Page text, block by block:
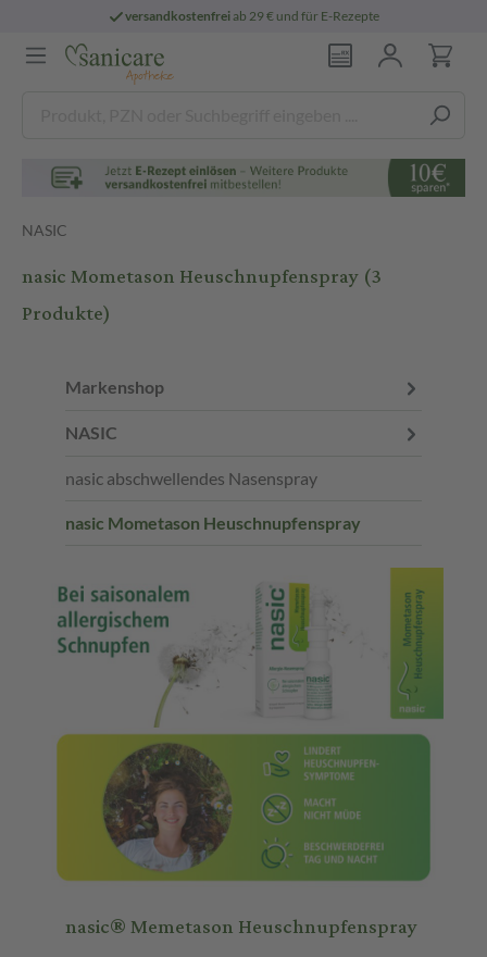
versandkostenfreiab 29 € und für E-Rezepte
NASIC
nasic Mometason Heuschnupfenspray(3
Produkte)
Markenshop
NASIC
nasic abschwellendes Nasenspray
nasic Mometason Heuschnupfenspray
nasic® Memetason Heuschnupfenspray